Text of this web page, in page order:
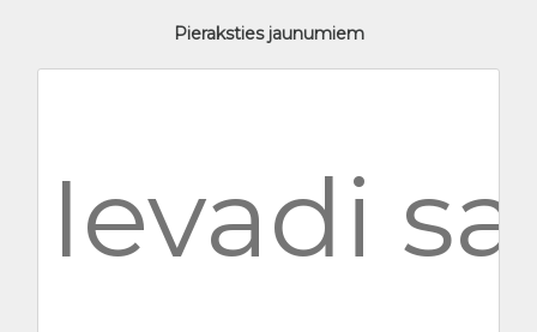
Pieraksties jaunumiem